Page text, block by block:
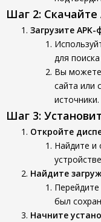
Шаг 2: Скачайте
Загрузите APK-
для
Вы можете
сайта или
источники.
Шаг 3:
Откройте
Найдите и
Найдите
был
Начните